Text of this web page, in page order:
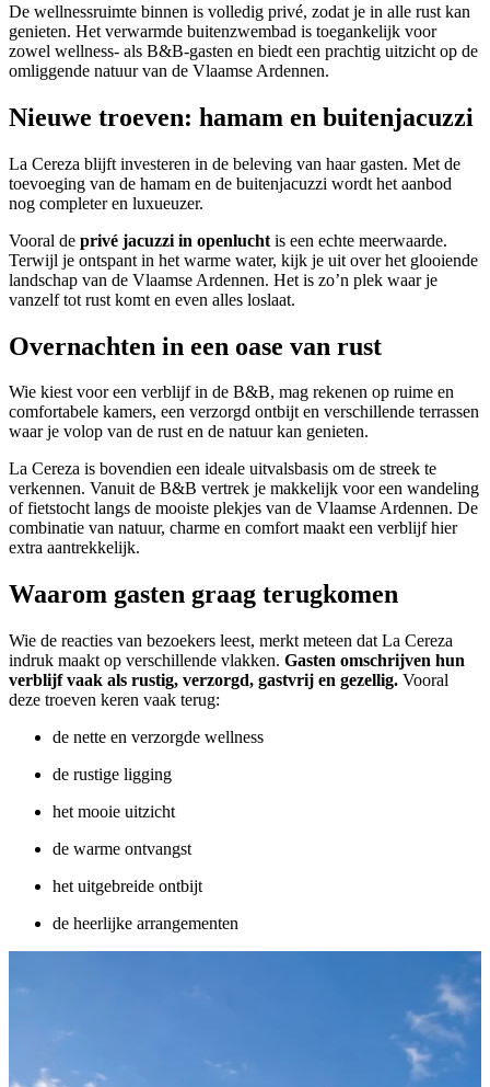
De wellnessruimte binnen is volledig privé, zodat je in alle rust kan
genieten. Het verwarmde buitenzwembad is toegankelijk voor
zowel wellness- als B&B-gasten en biedt een prachtig uitzicht op de
omliggende natuur van de Vlaamse Ardennen.
Nieuwe troeven: hamam en buitenjacuzzi
La Cereza blijft investeren in de beleving van haar gasten. Met de
toevoeging van de hamam en de buitenjacuzzi wordt het aanbod
nog completer en luxueuzer.
Vooral de privé jacuzzi in openlucht is een echte meerwaarde.
Terwijl je ontspant in het warme water, kijk je uit over het glooiende
landschap van de Vlaamse Ardennen. Het is zo’n plek waar je
vanzelf tot rust komt en even alles loslaat.
Overnachten in een oase van rust
Wie kiest voor een verblijf in de B&B, mag rekenen op ruime en
comfortabele kamers, een verzorgd ontbijt en verschillende terrassen
waar je volop van de rust en de natuur kan genieten.
La Cereza is bovendien een ideale uitvalsbasis om de streek te
verkennen. Vanuit de B&B vertrek je makkelijk voor een wandeling
of fietstocht langs de mooiste plekjes van de Vlaamse Ardennen. De
combinatie van natuur, charme en comfort maakt een verblijf hier
extra aantrekkelijk.
Waarom gasten graag terugkomen
Wie de reacties van bezoekers leest, merkt meteen dat La Cereza
indruk maakt op verschillende vlakken. Gasten omschrijven hun
verblijf vaak als rustig, verzorgd, gastvrij en gezellig. Vooral
deze troeven keren vaak terug:
de nette en verzorgde wellness
de rustige ligging
het mooie uitzicht
de warme ontvangst
het uitgebreide ontbijt
de heerlijke arrangementen